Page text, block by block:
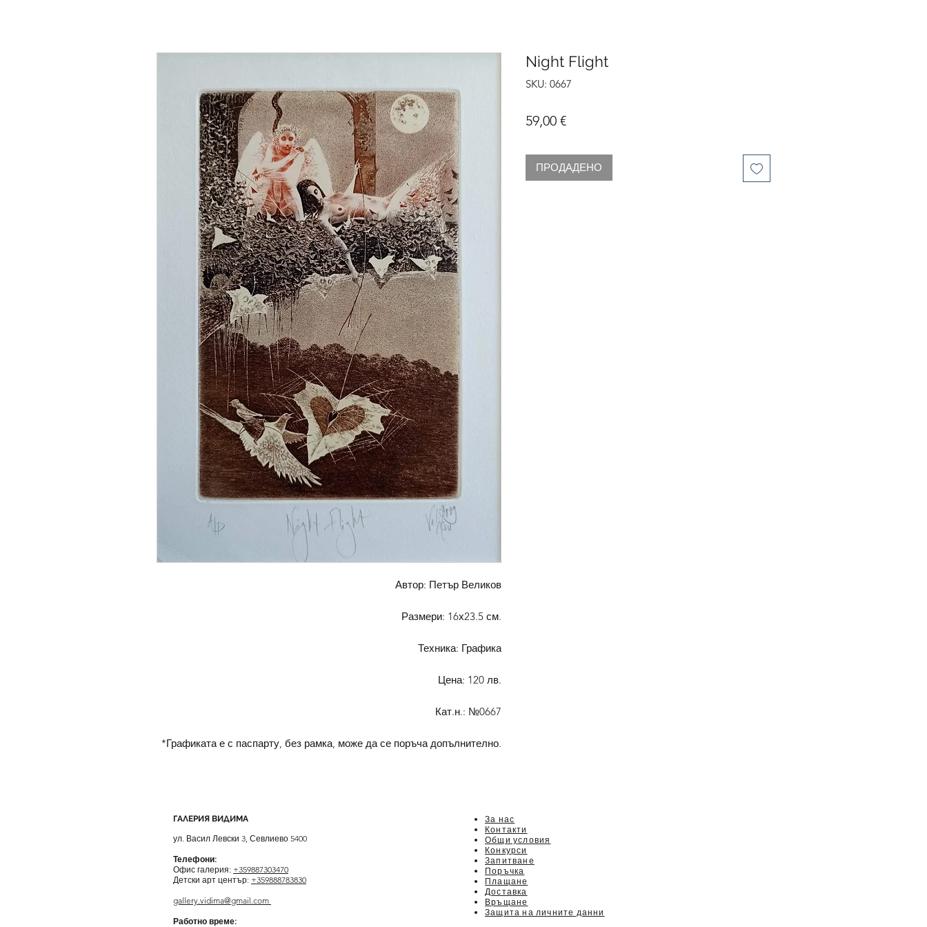
Автор: Петър Великов
Размери: 16х23.5 см.
Техника: Графика
Цена: 120 лв.
Кат.н.: №0667
*Графиката е с паспарту, без рамка, може да се поръча допълнително.
Night Flight
SKU: 0667
59,00 €Цена
ПРОДАДЕНО
ГАЛЕРИЯ ВИДИМА
ул. Васил Левски 3, Севлиево 5400
Телефони:
Офис галерия: +359887303470
Детски арт център: +359888783830
gallery.vidima@gmail.com
Работно време:
За нас
Контакти
Общи условия
Конкурси
Запитване
Поръчка
Плащане
Доставка
Връщане
Защита на личните данни